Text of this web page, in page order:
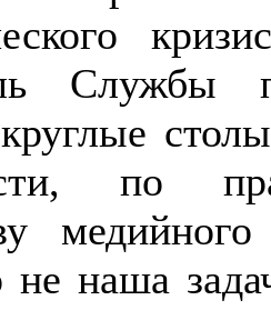
по
наша